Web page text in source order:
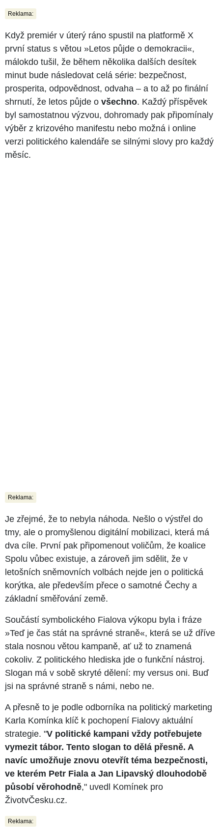
Reklama:
Když premiér v úterý ráno spustil na platformě X
první status s větou »Letos půjde o demokracii«,
málokdo tušil, že během několika dalších desítek
minut bude následovat celá série: bezpečnost,
prosperita, odpovědnost, odvaha –⁠⁠⁠⁠⁠⁠ a to až po finální
shrnutí, že letos půjde o všechno. Každý příspěvek
byl samostatnou výzvou, dohromady pak připomínaly
výběr z krizového manifestu nebo možná i online
verzi politického kalendáře se silnými slovy pro každý
měsíc.
Reklama:
Je zřejmé, že to nebyla náhoda. Nešlo o výstřel do
tmy, ale o promyšlenou digitální mobilizaci, která má
dva cíle. První pak připomenout voličům, že koalice
Spolu vůbec existuje, a zároveň jim sdělit, že v
letošních sněmovních volbách nejde jen o politická
korýtka, ale především přece o samotné Čechy a
základní směřování země.
Součástí symbolického Fialova výkopu byla i fráze
»Teď je čas stát na správné straně«, která se už dříve
stala nosnou větou kampaně, ať už to znamená
cokoliv. Z politického hlediska jde o funkční nástroj.
Slogan má v sobě skryté dělení: my versus oni. Buď
jsi na správné straně s námi, nebo ne.
A přesně to je podle odborníka na politický marketing
Karla Komínka klíč k pochopení Fialovy aktuální
strategie. "V politické kampani vždy potřebujete
vymezit tábor. Tento slogan to dělá přesně. A
navíc umožňuje znovu otevřít téma bezpečnosti,
ve kterém Petr Fiala a Jan Lipavský dlouhodobě
působí věrohodně," uvedl Komínek pro
ŽivotvČesku.cz.
Reklama: